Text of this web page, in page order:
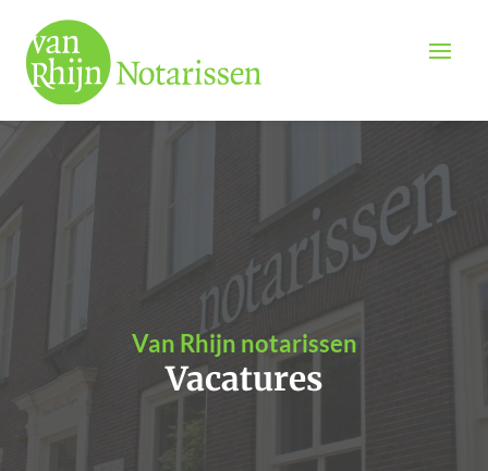
Van Rhijn notarissen
Vacatures